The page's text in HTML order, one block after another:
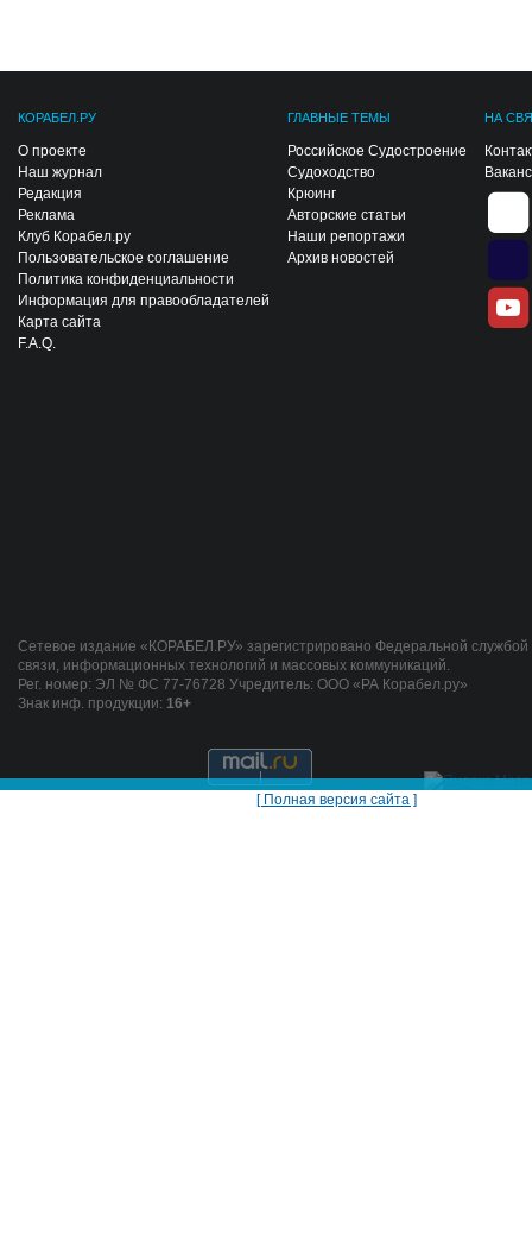
КОРАБЕЛ.РУ
О проекте
Наш журнал
Редакция
Реклама
Клуб Корабел.ру
Пользовательское соглашение
Политика конфиденциальности
Информация для правообладателей
Карта сайта
F.A.Q.
ГЛАВНЫЕ ТЕМЫ
Российское Судостроение
Судоходство
Крюинг
Авторские статьи
Наши репортажи
Архив новостей
НА
Сетевое издание «КОРАБЕЛ.РУ» зарегистрировано Федеральной
связи, информационных технологий и массовых коммуникаций.
Рег. номер: ЭЛ № ФС 77-76728 Учредитель: ООО «РА Корабел.ру»
Знак инф. продукции: 16+
[ Полная версия сайта ]